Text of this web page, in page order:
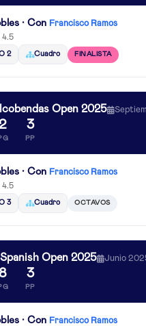
· Con Francisco Ramos
4.5
2 Cuadro FINALISTA
Open 2025
3
PP
· Con Francisco Ramos
4.5
3 Cuadro OCTAVOS
Open 2025 Junio
3
PP
· Con Francisco Ramos